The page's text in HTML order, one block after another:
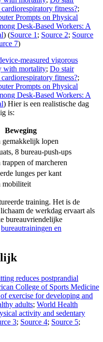
fitness?;
Prompts on Physical
Desk-Based Workers: A
) (Source 1 ; Source 2; Source
7)
measured vigorous
with mortality; Do stair
fitness?;
Prompts on Physical
Desk-Based Workers: A
) Hier is een realistische dag
is:
Beweging
gemakkelijk lopen
8 bureau-push-ups
of marcheren
lunges per kant
mobiliteit
training. Het is de
de werkdag ervaart als
bureauvriendelijke
bureautrainingen en
reduces postprandial
College of Sports Medicine
exercise for developing and
adults; World Health
activity and sedentary
3; Source 4; Source 5;